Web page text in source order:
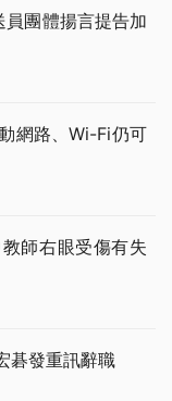
團體揚言提告加
網路、Wi-Fi仍可
師右眼受傷有失
碁發重訊辭職